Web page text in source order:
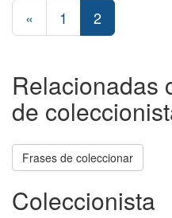
« 1 2
Relacionadas
de
Frases de coleccionar
Coleccionista